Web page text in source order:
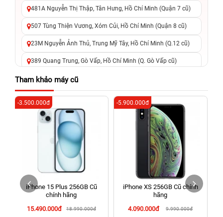
481A Nguyễn Thị Thập, Tân Hưng, Hồ Chí Minh (Quận 7 cũ)
507 Tùng Thiện Vương, Xóm Củi, Hồ Chí Minh (Quận 8 cũ)
23M Nguyễn Ảnh Thủ, Trung Mỹ Tây, Hồ Chí Minh (Q.12 cũ)
389 Quang Trung, Gò Vấp, Hồ Chí Minh (Q. Gò Vấp cũ)
625 - 625A Âu Cơ, Tân Phú, Hồ Chí Minh (Quận Tân Phú cũ)
326 Lê Văn Việt, Tăng Nhơn Phú, Hồ Chí Minh (Q.9 TP. Thủ
Đức cũ)
256 Võ Văn Ngân, Thủ Đức, Hồ Chí Minh (Bình Thọ, TP. Thủ
70 Nguyễn An Ninh, Dĩ An, Hồ Chí Minh (Bình Dương Cũ)
24h Vũng Tàu: 162A Ba Cu, Vũng Tàu, Hồ Chí Minh (TP. Vũng
Tàu cũ)
198 Hoàng Văn Thụ, Tân Sơn Nhất, Hồ Chí Minh (Tân Bình
Tham khảo máy cũ
iPhone 15 Plus 256GB Cũ
chính hãng
15.490.000đ
18.990.000đ
-3.500.000đ
iPhone XS 256GB Cũ chính
hãng
4.090.000đ
9.990.000đ
-5.900.000đ